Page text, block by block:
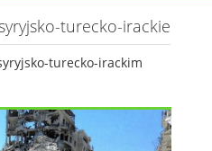
turecko-irackie
turecko-irackim